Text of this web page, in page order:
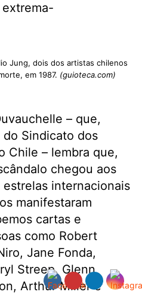
extrema-
Jung, dois dos artistas chilenos
em 1987. (guioteca.com)
– que,
Sindicato dos
Chile – lembra que,
chegou aos
internacionais
manifestaram
cartas e
como Robert
Jane Fonda,
Streep, Glenn
Arthur Miller e